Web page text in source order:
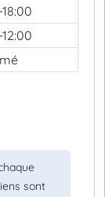
sont